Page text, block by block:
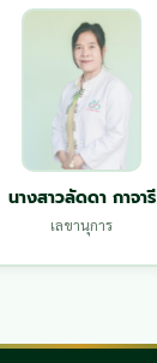
นางสาวลัดดา กาจารี
เลขานุการ